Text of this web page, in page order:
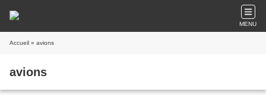
MENU
Accueil » avions
avions